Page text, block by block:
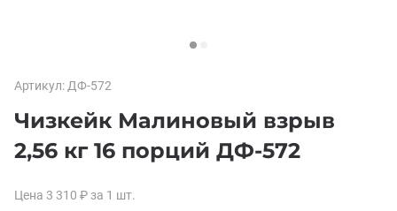
Артикул: ДФ-572
Чизкейк Малиновый взрыв
2,56 кг 16 порций ДФ-572
Цена 3 310 ₽ за 1 шт.